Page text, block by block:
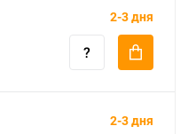
2-3 дня
2-3 дня